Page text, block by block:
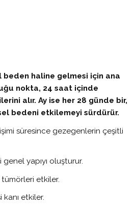
beden haline gelmesi için ana
nokta, 24 saat içinde
alır. Ay ise her 28 günde bir,
bedeni etkilemeyi sürdürür.
süresince gezegenlerin çeşitli
yapıyı oluşturur.
etkiler.
etkiler.